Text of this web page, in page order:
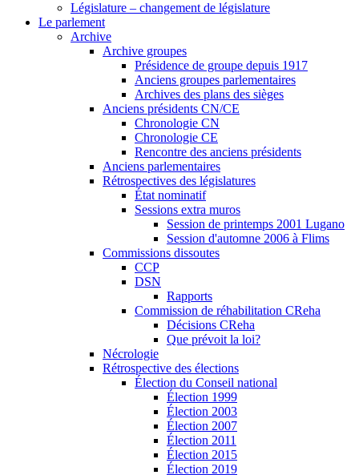
Législature – changement de législature
Le parlement
Archive
Archive groupes
Présidence de groupe depuis 1917
Anciens groupes parlementaires
Archives des plans des sièges
Anciens présidents CN/CE
Chronologie CN
Chronologie CE
Rencontre des anciens présidents
Anciens parlementaires
Rétrospectives des législatures
État nominatif
Sessions extra muros
Session de printemps 2001 Lugano
Session d'automne 2006 à Flims
Commissions dissoutes
CCP
DSN
Rapports
Commission de réhabilitation CReha
Décisions CReha
Que prévoit la loi?
Nécrologie
Rétrospective des élections
Élection du Conseil national
Élection 1999
Élection 2003
Élection 2007
Élection 2011
Élection 2015
Élection 2019